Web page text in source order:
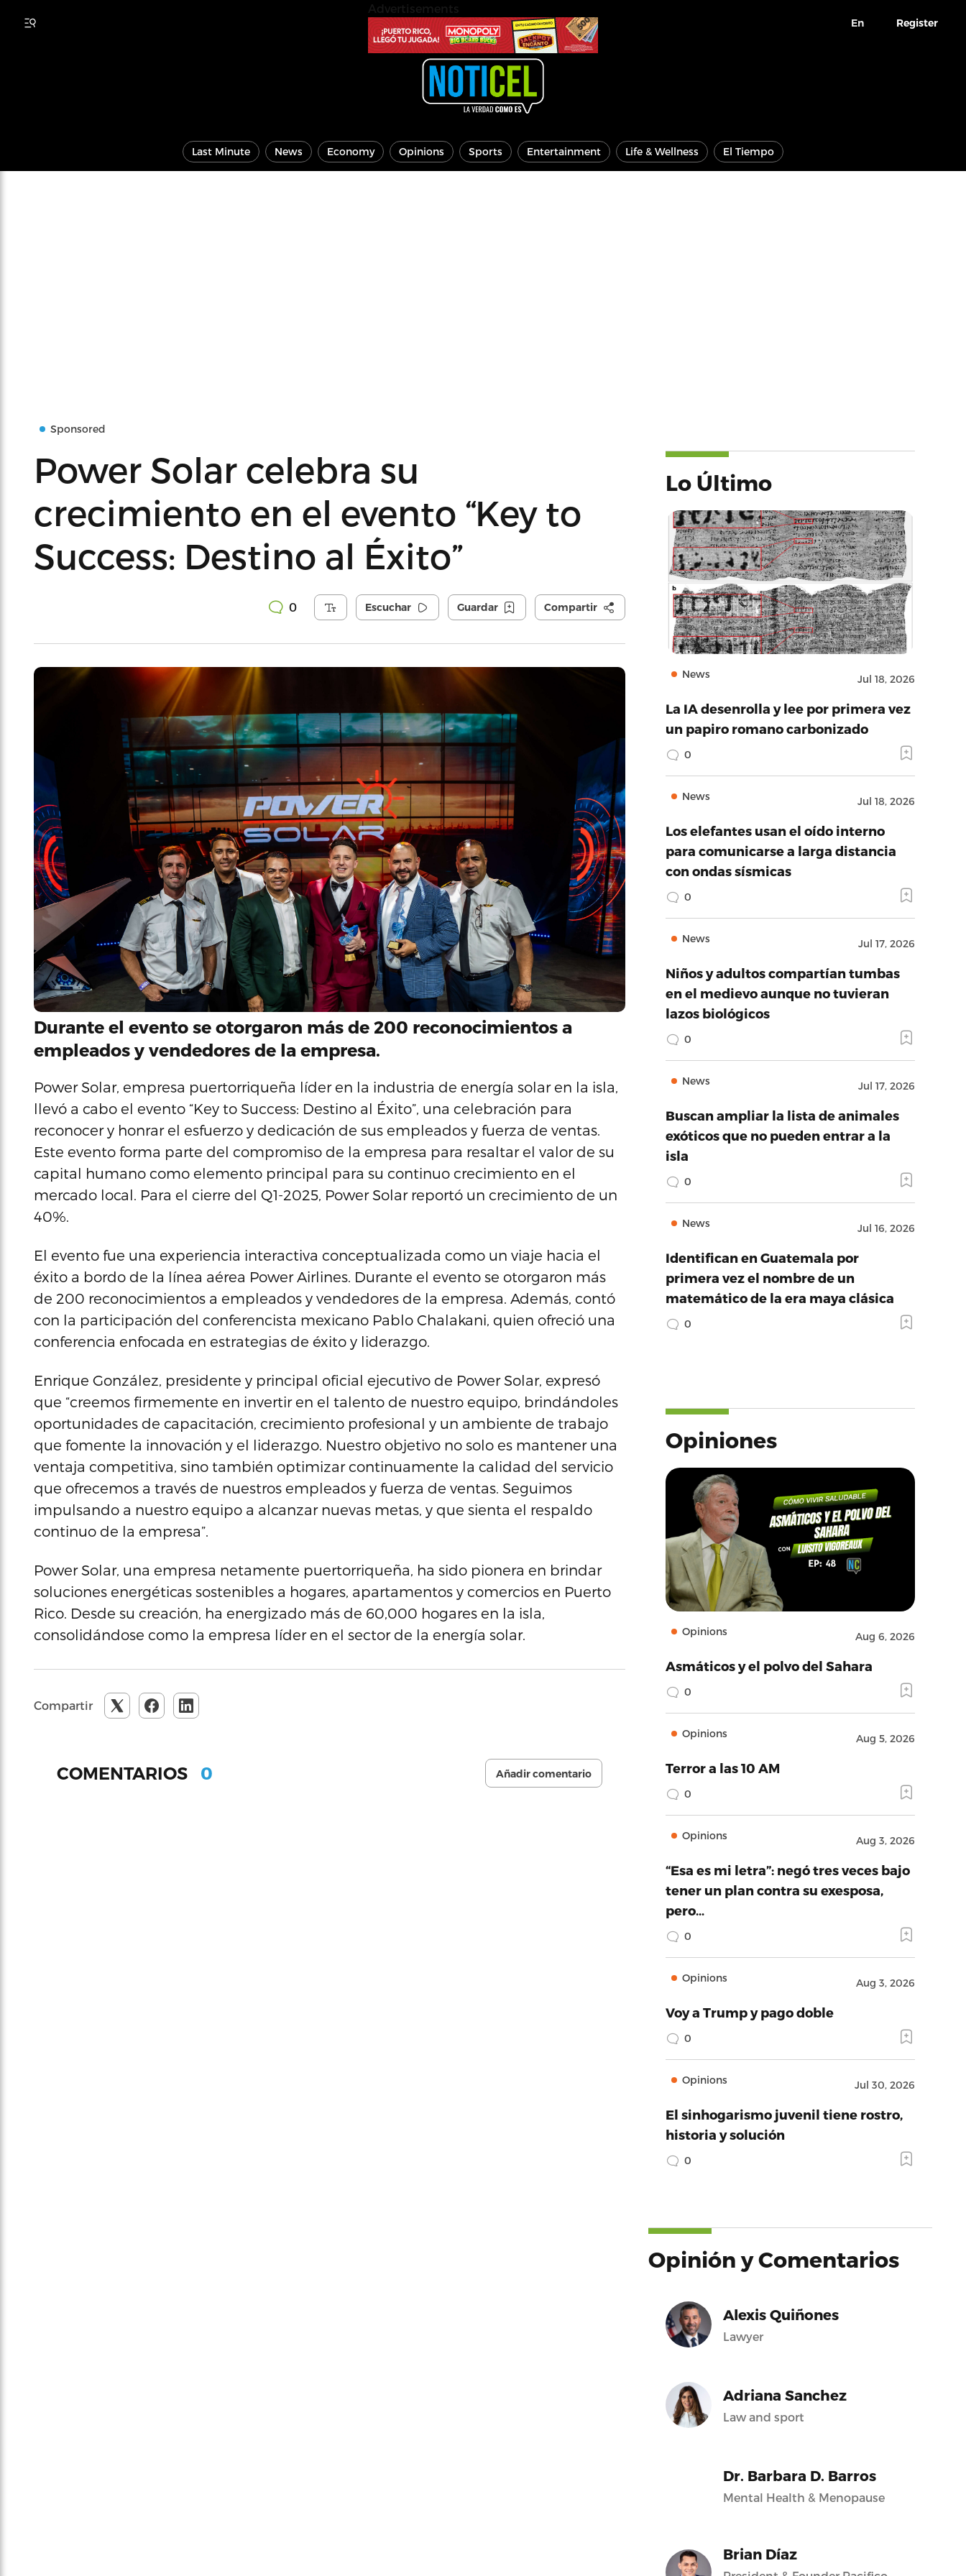
En Register
Last Minute News Economy Opinions Sports Entertainment Life & Wellness El Tiempo
Sponsored
Power Solar celebra su
crecimiento en el evento “Key to
Success: Destino al Éxito”
0 Escuchar Guardar Compartir
Durante el evento se otorgaron más de 200 reconocimientos a
empleados y vendedores de la empresa.
Power Solar, empresa puertorriqueña líder en la industria de energía solar en la isla,
llevó a cabo el evento “Key to Success: Destino al Éxito”, una celebración para
reconocer y honrar el esfuerzo y dedicación de sus empleados y fuerza de ventas.
Este evento forma parte del compromiso de la empresa para resaltar el valor de su
capital humano como elemento principal para su continuo crecimiento en el
mercado local. Para el cierre del Q1-2025, Power Solar reportó un crecimiento de un
40%.
El evento fue una experiencia interactiva conceptualizada como un viaje hacia el
éxito a bordo de la línea aérea Power Airlines. Durante el evento se otorgaron más
de 200 reconocimientos a empleados y vendedores de la empresa. Además, contó
con la participación del conferencista mexicano Pablo Chalakani, quien ofreció una
conferencia enfocada en estrategias de éxito y liderazgo.
Enrique González, presidente y principal oficial ejecutivo de Power Solar, expresó
que “creemos firmemente en invertir en el talento de nuestro equipo, brindándoles
oportunidades de capacitación, crecimiento profesional y un ambiente de trabajo
que fomente la innovación y el liderazgo. Nuestro objetivo no solo es mantener una
ventaja competitiva, sino también optimizar continuamente la calidad del servicio
que ofrecemos a través de nuestros empleados y fuerza de ventas. Seguimos
impulsando a nuestro equipo a alcanzar nuevas metas, y que sienta el respaldo
continuo de la empresa”.
Power Solar, una empresa netamente puertorriqueña, ha sido pionera en brindar
soluciones energéticas sostenibles a hogares, apartamentos y comercios en Puerto
Rico. Desde su creación, ha energizado más de 60,000 hogares en la isla,
consolidándose como la empresa líder en el sector de la energía solar.
Compartir
COMENTARIOS 0 Añadir comentario
Lo Último
News Jul 18, 2026
La IA desenrolla y lee por primera vez
un papiro romano carbonizado
0
News Jul 18, 2026
Los elefantes usan el oído interno
para comunicarse a larga distancia
con ondas sísmicas
0
News Jul 17, 2026
Niños y adultos compartían tumbas
en el medievo aunque no tuvieran
lazos biológicos
0
News Jul 17, 2026
Buscan ampliar la lista de animales
exóticos que no pueden entrar a la
isla
0
News Jul 16, 2026
Identifican en Guatemala por
primera vez el nombre de un
matemático de la era maya clásica
0
Opiniones
Opinions Aug 6, 2026
Asmáticos y el polvo del Sahara
0
Opinions Aug 5, 2026
Terror a las 10 AM
0
Opinions Aug 3, 2026
“Esa es mi letra”: negó tres veces bajo
tener un plan contra su exesposa,
pero…
0
Opinions Aug 3, 2026
Voy a Trump y pago doble
0
Opinions Jul 30, 2026
El sinhogarismo juvenil tiene rostro,
historia y solución
0
Opinión y Comentarios
Alexis Quiñones
Lawyer
Adriana Sanchez
Law and sport
Dr. Barbara D. Barros
Mental Health & Menopause
Brian Díaz